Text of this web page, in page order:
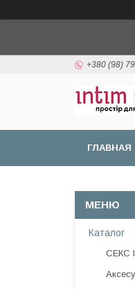
+380 (98)
ГЛАВНАЯ
Каталог
СЕКС